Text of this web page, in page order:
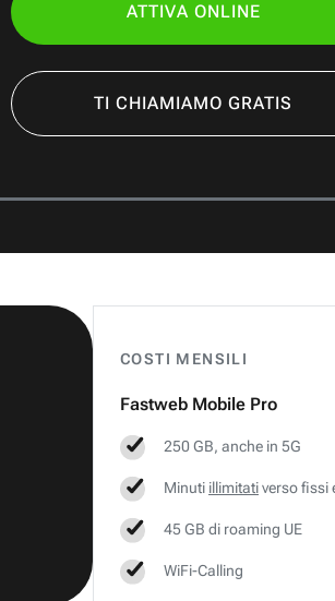
ATTIVA ONLINE
TI CHIAMIAMO GRATIS
COSTI MENSILI
Fastweb Mobile Pro
250 GB, anche in 5G
Minuti illimitativerso fissi
45 GB di roaming UE
WiFi-Calling